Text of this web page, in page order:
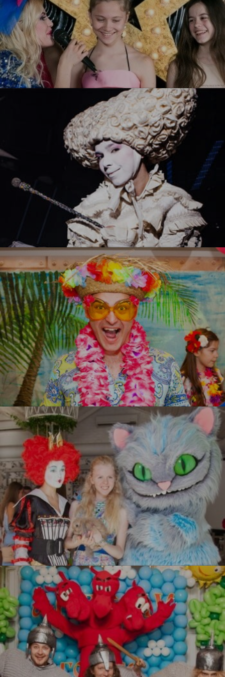
Ты звезда!
УЗНАТЬ БОЛЬШЕ
Белый стиль
УЗНАТЬ БОЛЬШЕ
Гавайи
УЗНАТЬ БОЛЬШЕ
Алиса в стране чудес